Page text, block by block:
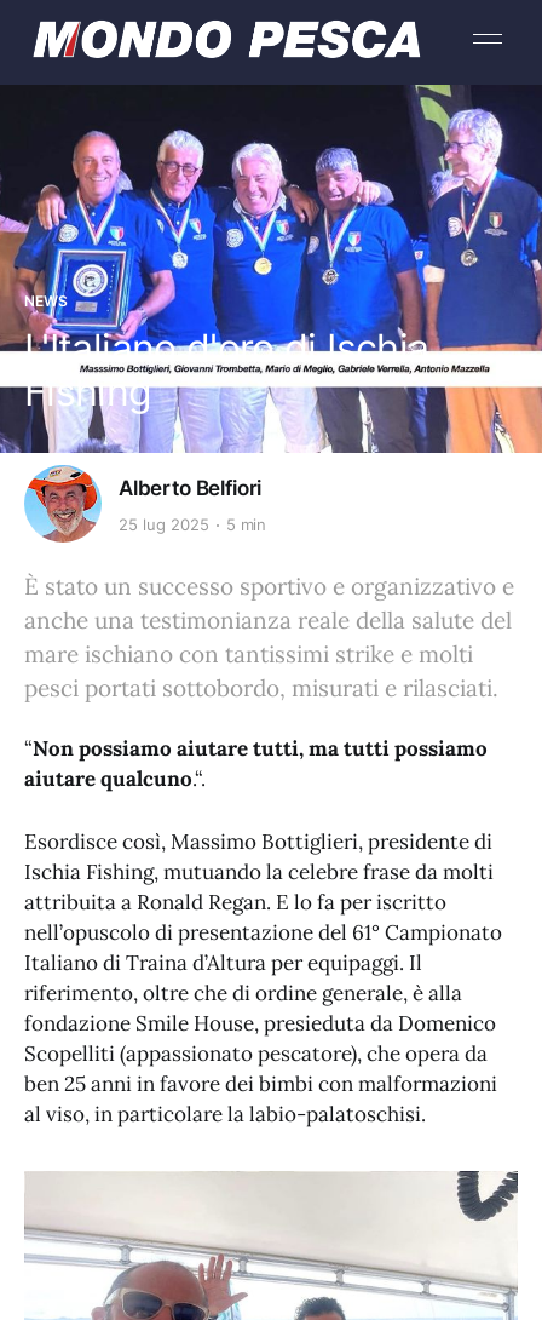
NEWS
L'Italiano d'oro di Ischia
Fishing
Alberto Belfiori
25 lug 2025 5 min
È stato un successo sportivo e organizzativo e
anche una testimonianza reale della salute del
mare ischiano con tantissimi strike e molti
pesci portati sottobordo, misurati e rilasciati.
“Non possiamo aiutare tutti, ma tutti possiamo
aiutare qualcuno.“.
Esordisce così, Massimo Bottiglieri, presidente di
Ischia Fishing, mutuando la celebre frase da molti
attribuita a Ronald Regan. E lo fa per iscritto
nell’opuscolo di presentazione del 61° Campionato
Italiano di Traina d’Altura per equipaggi. Il
riferimento, oltre che di ordine generale, è alla
fondazione Smile House, presieduta da Domenico
Scopelliti (appassionato pescatore), che opera da
ben 25 anni in favore dei bimbi con malformazioni
al viso, in particolare la labio-palatoschisi.